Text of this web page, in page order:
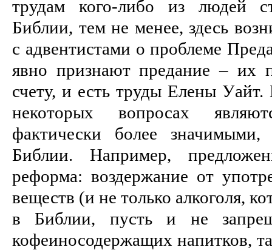
трудам кого-либо из людей
Библии, тем не менее, здесь
с адвентистами о проблеме
явно признают предание – их
счету, и есть труды Елены Уайт.
некоторых вопросах
фактически более
Библии. Например,
реформа: воздержание от
веществ (и не только алкоголя,
в Библии, пусть и не
кофеиносодержащих напитков,